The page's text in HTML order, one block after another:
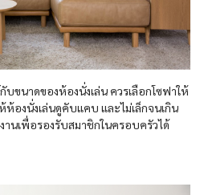
ขนาดของห้องนั่งเล่น ควรเลือกโซฟาให้
องนั่งเล่นดูคับแคบ และไม่เล็กจนเกิน
านเพื่อรองรับสมาชิกในครอบครัวได้